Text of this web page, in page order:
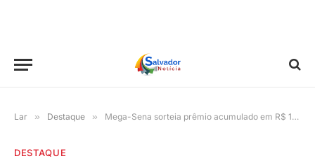
Lar » Destaque » Mega-Sena sorteia prêmio acumulado em R$ 12 milhões neste sábado
DESTAQUE